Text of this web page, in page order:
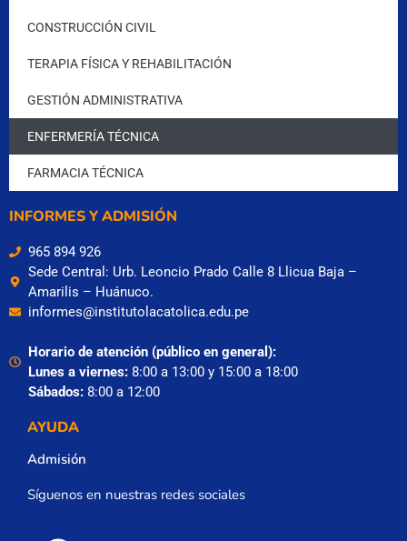
CONSTRUCCIÓN CIVIL
TERAPIA FÍSICA Y REHABILITACIÓN
GESTIÓN ADMINISTRATIVA
ENFERMERÍA TÉCNICA
FARMACIA TÉCNICA
INFORMES Y ADMISIÓN
965 894 926
Sede Central: Urb. Leoncio Prado Calle 8 Llicua Baja –
Amarilis – Huánuco.
informes@institutolacatolica.edu.pe
Horario de atención (público en general):
Lunes a viernes:8:00 a 13:00 y 15:00 a 18:00
Sábados:8:00 a 12:00
AYUDA
Admisión
Síguenos en nuestras redes sociales